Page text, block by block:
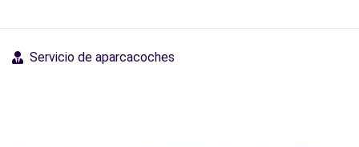
Servicio de aparcacoches